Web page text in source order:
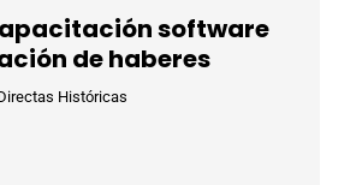
software
de haberes
Históricas